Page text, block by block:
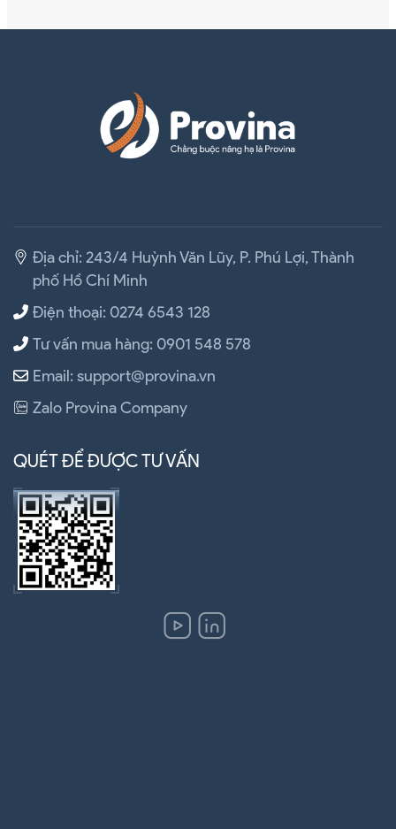
Địa chỉ: 243/4 Huỳnh Văn Lũy, P. Phú Lợi, Thành
phố Hồ Chí Minh
Điện thoại: 0274 6543 128
Tư vấn mua hàng: 0901 548 578
Email: support@provina.vn
Zalo Provina Company
QUÉT ĐỂ ĐƯỢC TƯ VẤN